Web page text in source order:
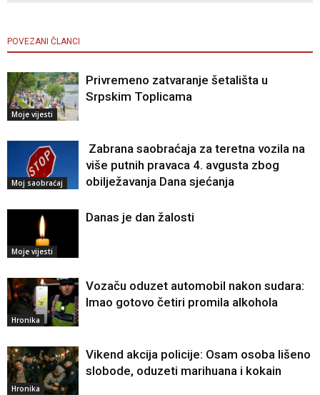
POVEZANI ČLANCI
Moje vijesti
Privremeno zatvaranje šetališta u
Srpskim Toplicama
Moj saobraćaj
Zabrana saobraćaja za teretna vozila na
više putnih pravaca 4. avgusta zbog
obilježavanja Dana sjećanja
Moje vijesti
Danas je dan žalosti
Hronika
Vozaču oduzet automobil nakon sudara:
Imao gotovo četiri promila alkohola
Hronika
Vikend akcija policije: Osam osoba lišeno
slobode, oduzeti marihuana i kokain